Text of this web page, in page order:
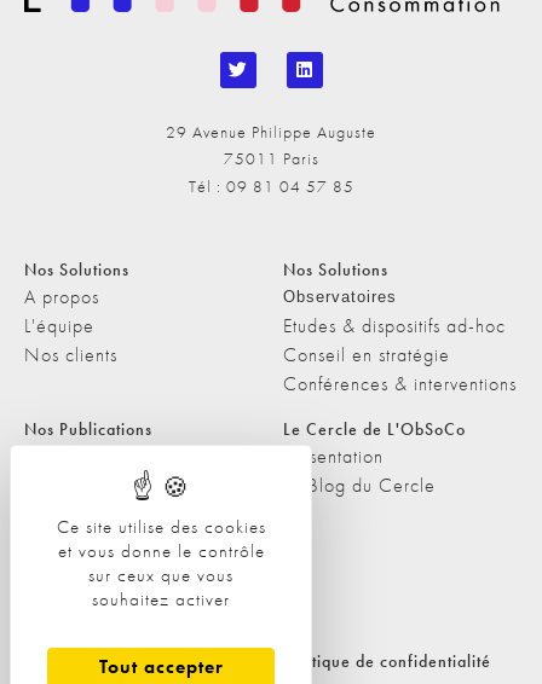
Ce site utilise des cookies
et vous donne le contrôle
sur ceux que vous
souhaitez activer
Tout accepter
29 Avenue Philippe Auguste
75011 Paris
Tél : 09 81 04 57 85
Nos Solutions
A propos
L'équipe
Nos clients
Nos Solutions
Observatoires
Etudes & dispositifs ad-hoc
Conseil en stratégie
Conférences & interventions
Nos Publications
Les Podcasts de L'ObSoCo
L'ObSoCo dans les médias
Le Cercle de L'ObSoCo
Présentation
Le Blog du Cercle
Contacts
Nous contacter
Politique de cookies Politique de confidentialité